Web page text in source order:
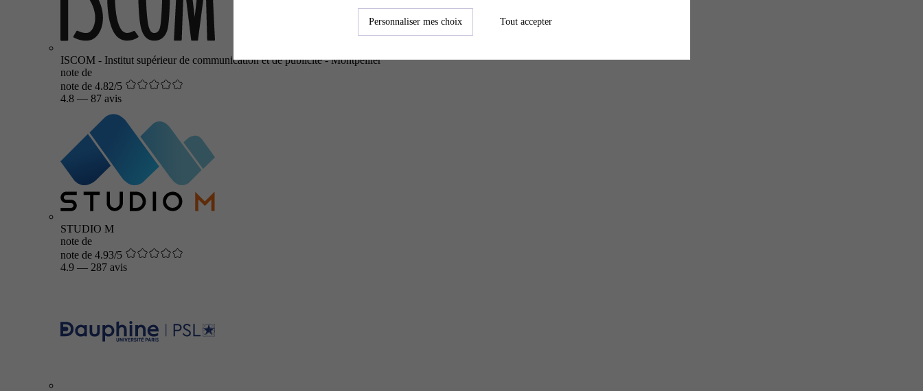
ISCOM - Institut supérieur de communication et de publicité - Montpellier
note de
note de 4.82/5
4.8 — 87 avis
STUDIO M
note de
note de 4.93/5
4.9 — 287 avis
Personnaliser mes choix Tout accepter